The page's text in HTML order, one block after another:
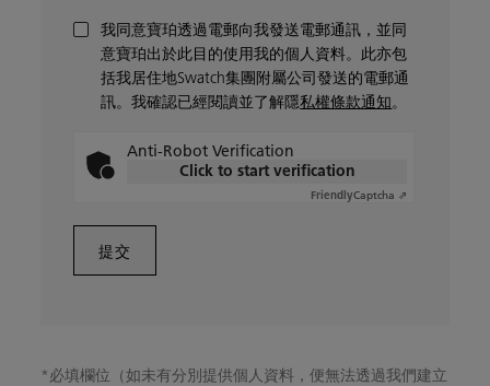
我同意寶珀透過電郵向我發送電郵通訊，並同
意寶珀出於此目的使用我的個人資料。此亦包
括我居住地Swatch集團附屬公司發送的電郵通
訊。我確認已經閱讀並了解隱私權條款通知。
Anti-Robot Verification
Click to start verification
FriendlyCaptcha ⇗
*必填欄位（如未有分別提供個人資料，便無法透過我們建立